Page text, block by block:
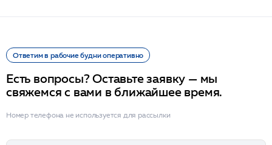
Ответим в рабочие будни оперативно
Есть вопросы? Оставьте заявку — мы
свяжемся с вами в ближайшее время.
Номер телефона не используется для рассылки